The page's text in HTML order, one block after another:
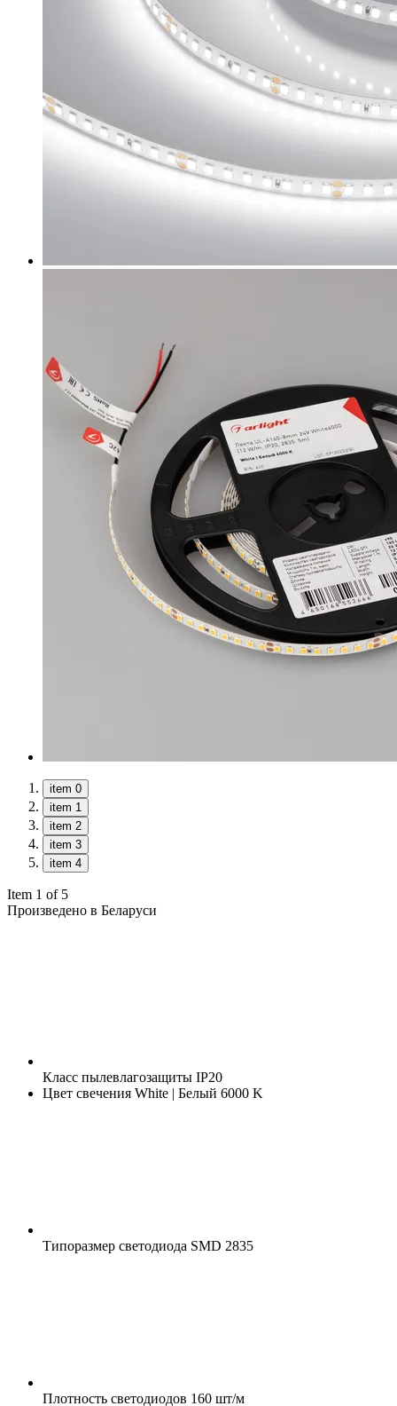
item 0
item 1
item 2
item 3
item 4
Item 1 of 5
Произведено в Беларуси
Класс пылевлагозащиты IP20
Цвет свечения White | Белый 6000 K
Типоразмер светодиода SMD 2835
Плотность светодиодов 160 шт/м